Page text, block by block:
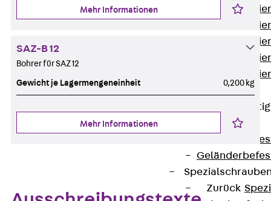
gelocht
Zurück
Zurück
Mehr Informationen
SAZ-B 12
Bohrer für SAZ 12
Gewicht je Lagermengeneinheit 0,200 kg
Mehr Informationen